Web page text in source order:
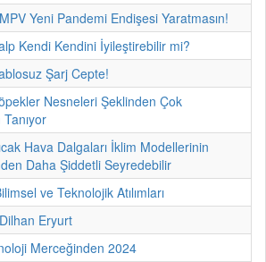
Yeni Pandemi Endişesi Yaratmasın!
Kendi Kendini İyileştirebilir mi?
Şarj Cepte!
Nesneleri Şeklinden Çok
Hava Dalgaları İklim Modellerinin
Daha Şiddetli Seyredebilir
ve Teknolojik Atılımları
Eryurt
Merceğinden 2024